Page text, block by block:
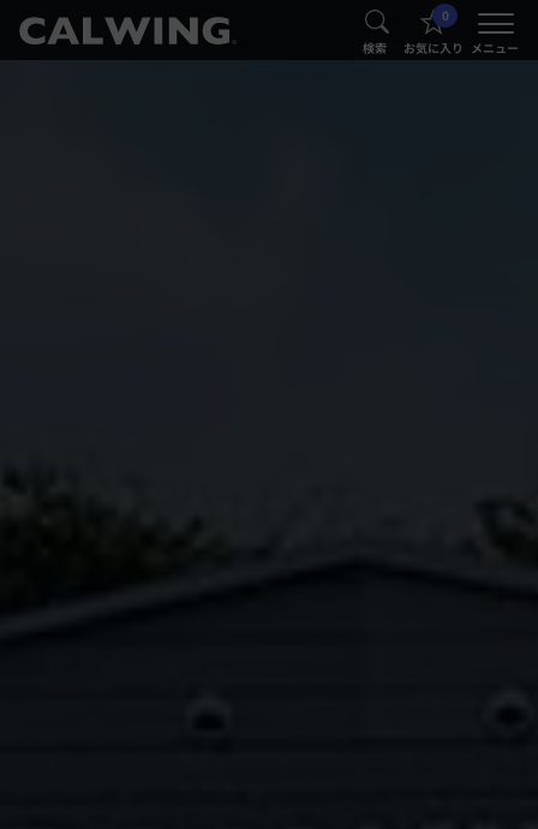
® 検索
0
お気に入り メニュー
®